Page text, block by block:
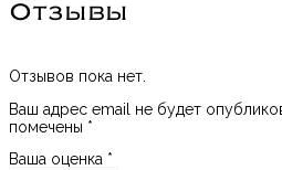
Отзывы
Отзывов пока нет.
Ваш адрес email не будет
помечены *
Ваша оценка *